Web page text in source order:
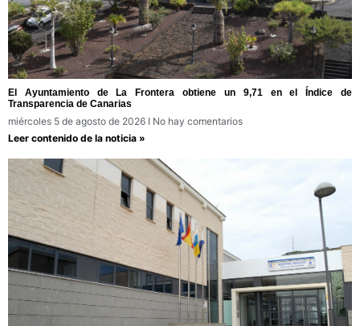
El Ayuntamiento de La Frontera obtiene un 9,71 en el Índice de
Transparencia de Canarias
miércoles 5 de agosto de 2026
No hay comentarios
Leer contenido de la noticia »